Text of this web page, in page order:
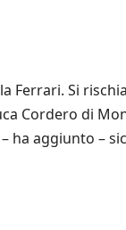
Ferrari. Si
Cordero di
ha aggiunto –